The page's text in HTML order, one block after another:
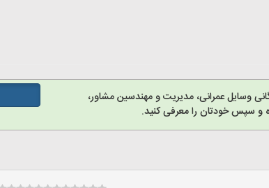
وسایل عمرانی، مدیریت و مهندسین مشاور،
سپس خودتان را معرفی کنید.